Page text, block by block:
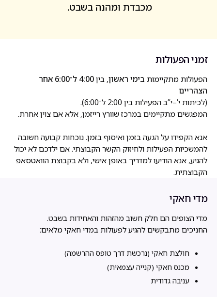
מכבדת ומהנה בשבט.
זמני הפעולות
הפעולות מתקיימות בימי ראשון, בין
4:00 ל־6:00 אחר
הצהריים
(לכיתות י’–י”ב הפעילות בין 2:00 ל־6:00).
המפגשים מתקיימים במרכז שוורץ רייזמן, אלא אם צוין אחרת.
אנא הקפידו על הגעה בזמן ואיסוף בזמן. נוכחות קבועה חשובה
להמשכיות הפעילות ולחיזוק הקשר הקבוצתי. אם ילדכם לא יכול
להגיע, אנא הודיעו למדריך באופן אישי, ולא בקבוצת הוואטסאפ
הקבוצתית.
מדי חאקי
מדי הצופים הם חלק חשוב מהזהות והאחידות בשבט.
החניכים מתבקשים להגיע לפעולות במדי חאקי מלאים:
חולצת חאקי (נרכשת דרך טופס ההרשמה)
מכנס חאקי (קנייה עצמאית)
עניבה גדודית